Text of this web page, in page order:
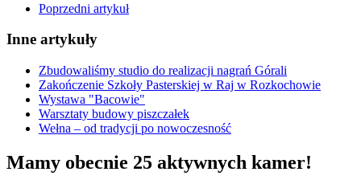
Poprzedni artykuł
Inne artykuły
Zbudowaliśmy studio do realizacji nagrań Górali
Zakończenie Szkoły Pasterskiej w Raj w Rozkochowie
Wystawa "Bacowie"
Warsztaty budowy piszczałek
Wełna – od tradycji po nowoczesność
Mamy obecnie 25 aktywnych kamer!